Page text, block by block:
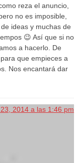
reza el anuncio,
no es imposible,
ideas y muchas de
😉 Así que si no
a hacerlo. De
que empieces a
Nos encantará dar
2014 a las 1:46 pm